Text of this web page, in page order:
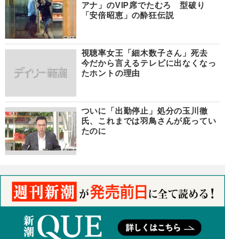
アナ」のVIP席でたむろ 型破り
「安倍昭恵」の酔狂伝説
視聴率女王「細木数子さん」死去
今だから言えるテレビに出なくなっ
たホントの理由
ついに「出勤停止」処分の玉川徹
氏、これまでは羽鳥さんが庇ってい
たのに